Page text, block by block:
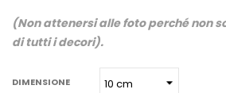
(Non attenersi alle foto perché non
di tutti i decori).
DIMENSIONE